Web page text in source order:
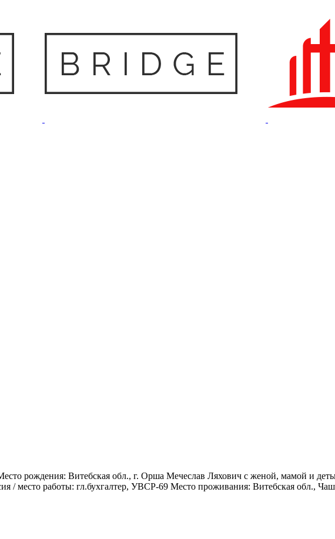
рождения: Витебская обл., г. Орша Мечеслав Ляхович с женой, мамой и
/ место работы: гл.бухгалтер, УВСР-69 Место проживания: Витебская обл.,